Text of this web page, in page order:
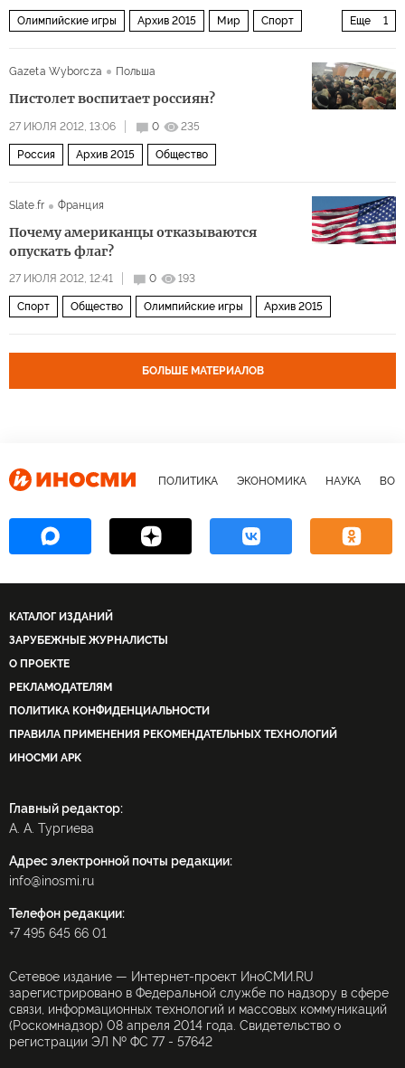
Еще 1
Олимпийские игры Архив 2015 Мир Спорт
Gazeta Wyborcza
Польша
Пистолет воспитает россиян?
27 ИЮЛЯ 2012, 13:06 0 235
Россия Архив 2015 Общество
Slate.fr Франция
Почему американцы отказываются
опускать флаг?
27 ИЮЛЯ 2012, 12:41 0 193
Спорт Общество Олимпийские игры Архив 2015
БОЛЬШЕ МАТЕРИАЛОВ
ПОЛИТИКА ЭКОНОМИКА НАУКА
КАТАЛОГ ИЗДАНИЙ
ЗАРУБЕЖНЫЕ ЖУРНАЛИСТЫ
О ПРОЕКТЕ
РЕКЛАМОДАТЕЛЯМ
ПОЛИТИКА КОНФИДЕНЦИАЛЬНОСТИ
ПРАВИЛА ПРИМЕНЕНИЯ РЕКОМЕНДАТЕЛЬНЫХ ТЕХНОЛОГИЙ
ИНОСМИ APK
Главный редактор:
А. А. Тургиева
Адрес электронной почты редакции:
info@inosmi.ru
Телефон редакции:
+7 495 645 66 01
Сетевое издание — Интернет-проект ИноСМИ.RU
зарегистрировано в Федеральной службе по надзору в сфере
связи, информационных технологий и массовых коммуникаций
(Роскомнадзор) 08 апреля 2014 года. Свидетельство о
регистрации ЭЛ № ФС 77 - 57642